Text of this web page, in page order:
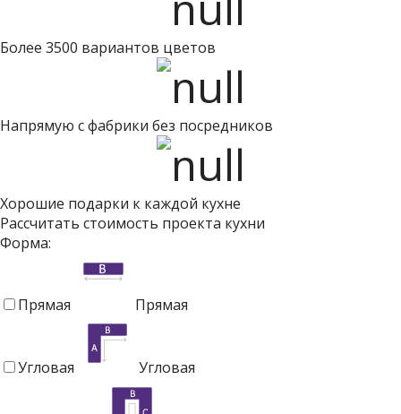
Более 3500 вариантов цветов
Напрямую с фабрики без посредников
Хорошие подарки к каждой кухне
Рассчитать стоимость проекта кухни
Форма:
Прямая Прямая
Угловая Угловая